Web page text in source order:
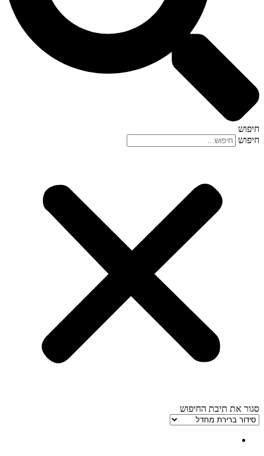
חיפוש
חיפוש
סגור את תיבת החיפוש